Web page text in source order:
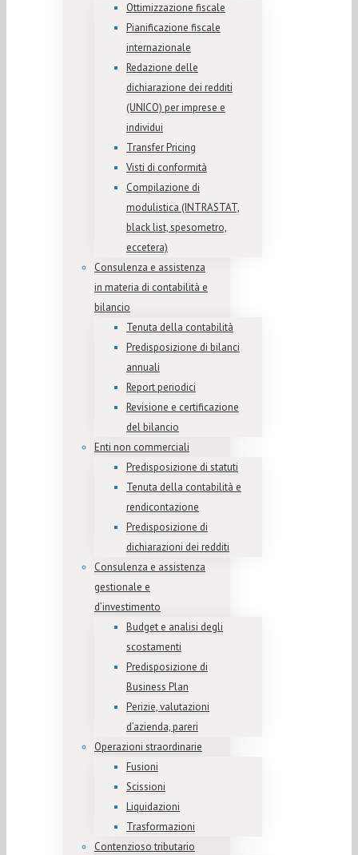
Ottimizzazione fiscale
Pianificazione fiscale
internazionale
Redazione delle
dichiarazione dei redditi
(UNICO) per imprese e
individui
Transfer Pricing
Visti di conformità
Compilazione di
modulistica (INTRASTAT,
black list, spesometro,
eccetera)
Consulenza e assistenza
in materia di contabilità e
bilancio
Tenuta della contabilità
Predisposizione di bilanci
annuali
Report periodici
Revisione e certificazione
del bilancio
Enti non commerciali
Predisposizione di statuti
Tenuta della contabilità e
rendicontazione
Predisposizione di
dichiarazioni dei redditi
Consulenza e assistenza
gestionale e
d’investimento
Budget e analisi degli
scostamenti
Predisposizione di
Business Plan
Perizie, valutazioni
d’azienda, pareri
Operazioni straordinarie
Fusioni
Scissioni
Liquidazioni
Trasformazioni
Contenzioso tributario